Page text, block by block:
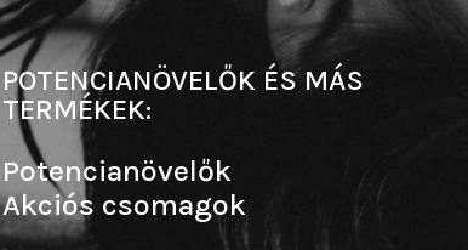
POTENCIANÖVELŐK ÉS MÁS
TERMÉKEK:
Potencianövelők
Akciós csomagok